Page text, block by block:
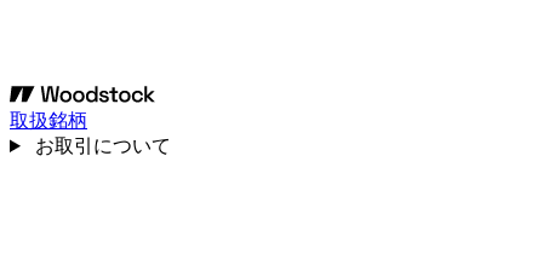
取扱銘柄
お取引について